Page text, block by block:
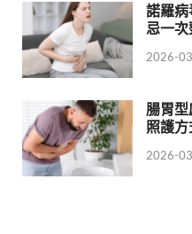
諾羅病
忌一次
2026-
腸胃型
照護
2026-